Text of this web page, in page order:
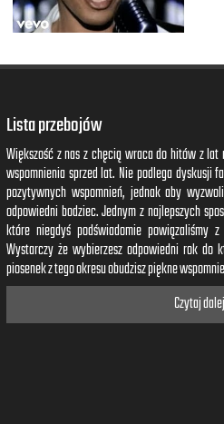
Lista przebojów
Większość z nas z chęcią wraca do hitów z
wspomnienia sprzed lat. Nie podlega dyskusji
pozytywnych wspomnień, jednak aby
odpowiedni bodziec. Jednym z najlepszych
które niegdyś podświadomie powiązaliśmy
Wystarczy że wybierzesz odpowiedni rok do
piosenek z tego okresu obudzisz piękne
Czytaj